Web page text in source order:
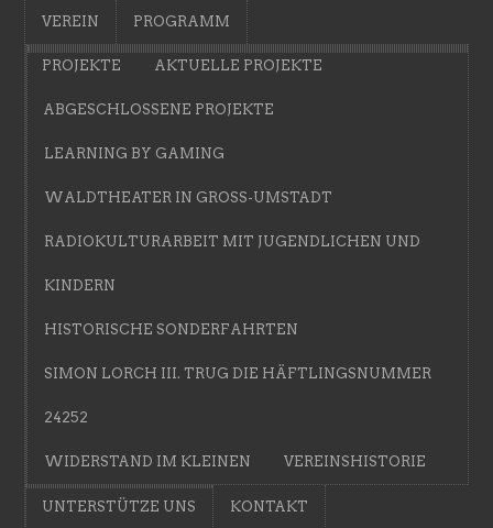
VEREIN PROGRAMM
PROJEKTE AKTUELLE PROJEKTE
ABGESCHLOSSENE PROJEKTE
LEARNING BY GAMING
WALDTHEATER IN GROSS-UMSTADT
RADIOKULTURARBEIT MIT JUGENDLICHEN UND
KINDERN
HISTORISCHE SONDERFAHRTEN
SIMON LORCH III. TRUG DIE HÄFTLINGSNUMMER
24252
WIDERSTAND IM KLEINEN VEREINSHISTORIE
UNTERSTÜTZE UNS KONTAKT